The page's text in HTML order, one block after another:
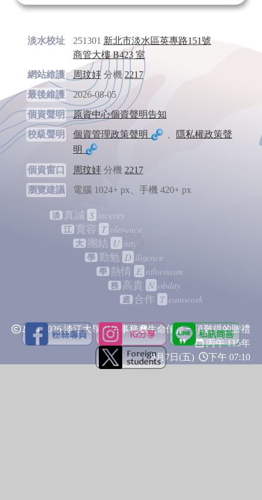
淡水校址 251301 新北市淡水區英專路151號
商管大樓 B423 室
網站維護
周玟妦分機2217
最後維護
2026-08-05
個資聲明
原資中心個資聲明告知
校級聲明
個資管理政策聲明 、
隱私權政策聲
明
個資窗口 周玟妦分機 2217
瀏覽建議
電腦 1024+ px、手機 420+ px
淡 真誠 S incerity
江 寬容 T olerance
大 團結 U nity
學 勤勉 D iligence
學 熱情 E nthusiasm
務 高貴 N obility
處 合作 T eamwork
2024-2026 淡江大學學生事務處生命便是一項難得的贈禮
丙午 115年
8月7日(五)
下午 07:10